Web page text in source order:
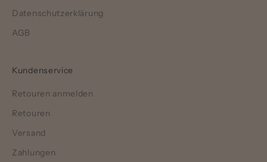
Datenschutzerklärung
AGB
Kundenservice
Retouren anmelden
Retouren
Versand
Zahlungen